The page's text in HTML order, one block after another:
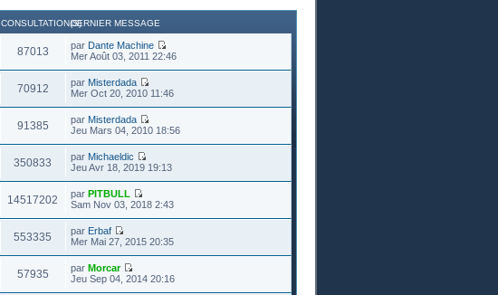
CONSULTATION(S)DERNIER MESSAGE
87013 par Dante Machine
Mer Août 03, 2011 22:46
70912 par Misterdada
Mer Oct 20, 2010 11:46
91385 par Misterdada
Jeu Mars 04, 2010 18:56
350833 par Michaeldic
Jeu Avr 18, 2019 19:13
14517202 par PITBULL
Sam Nov 03, 2018 2:43
553335 par Erbaf
Mer Mai 27, 2015 20:35
57935 par Morcar
Jeu Sep 04, 2014 20:16